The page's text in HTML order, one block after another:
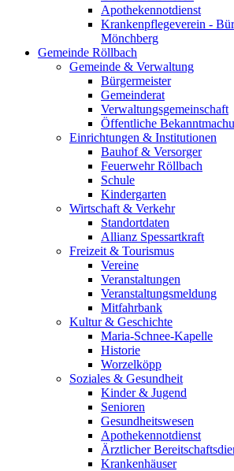
Apothekennotdienst
Krankenpflegeverein -
Mönchberg
Gemeinde Röllbach
Gemeinde & Verwaltung
Bürgermeister
Gemeinderat
Verwaltungsgemeinschaft
Öffentliche
Einrichtungen & Institutionen
Bauhof & Versorger
Feuerwehr Röllbach
Schule
Kindergarten
Wirtschaft & Verkehr
Standortdaten
Allianz Spessartkraft
Freizeit & Tourismus
Vereine
Veranstaltungen
Veranstaltungsmeldung
Mitfahrbank
Kultur & Geschichte
Maria-Schnee-Kapelle
Historie
Worzelköpp
Soziales & Gesundheit
Kinder & Jugend
Senioren
Gesundheitswesen
Apothekennotdienst
Ärztlicher
Krankenhäuser